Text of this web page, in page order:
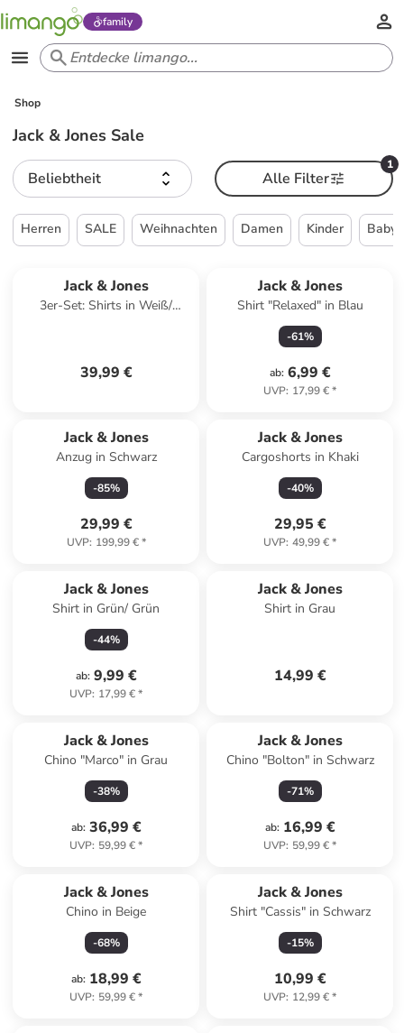
family
Shop
Jack & Jones Sale
Beliebtheit
1
Alle Filter
Herren SALE Weihnachten Damen Kinder Babys
Jack & Jones
3er-Set: Shirts in Weiß/
39,99 €
Jack & Jones
Shirt "Relaxed" in Blau
-61%
ab: 6,99 €
UVP: 17,99 €*
Jack & Jones
Anzug in Schwarz
-85%
29,99 €
UVP: 199,99 €*
Jack & Jones
Cargoshorts in Khaki
-40%
29,95 €
UVP: 49,99 €*
Jack & Jones
Shirt in Grün/ Grün
-44%
ab: 9,99 €
UVP: 17,99 €*
Jack & Jones
Shirt in Grau
14,99 €
Jack & Jones
Chino "Marco" in Grau
-38%
ab: 36,99 €
UVP: 59,99 €*
Jack & Jones
Chino "Bolton" in Schwarz
-71%
ab: 16,99 €
UVP: 59,99 €*
Jack & Jones
Chino in Beige
-68%
ab: 18,99 €
UVP: 59,99 €*
Jack & Jones
Shirt "Cassis" in Schwarz
-15%
10,99 €
UVP: 12,99 €*